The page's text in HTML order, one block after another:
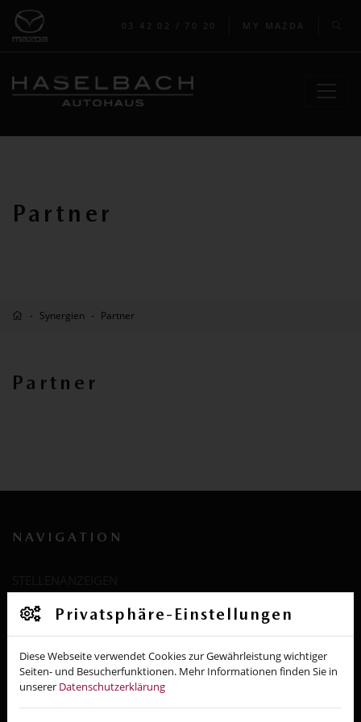
Privatsphäre-Einstellungen
Diese Webseite verwendet Cookies zur Gewährleistung wichtiger
Seiten- und Besucherfunktionen. Mehr Informationen finden Sie in
unserer Datenschutzerklärung
03 42 02 / 70 20 MY MAZDA
Partner
Synergien Partner
Partner
NAVIGATION
DATENSCHUTZBESTIMMUNGEN
IMPRESSUM